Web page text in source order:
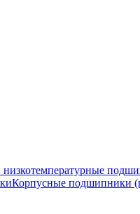
Корпусные подшипники